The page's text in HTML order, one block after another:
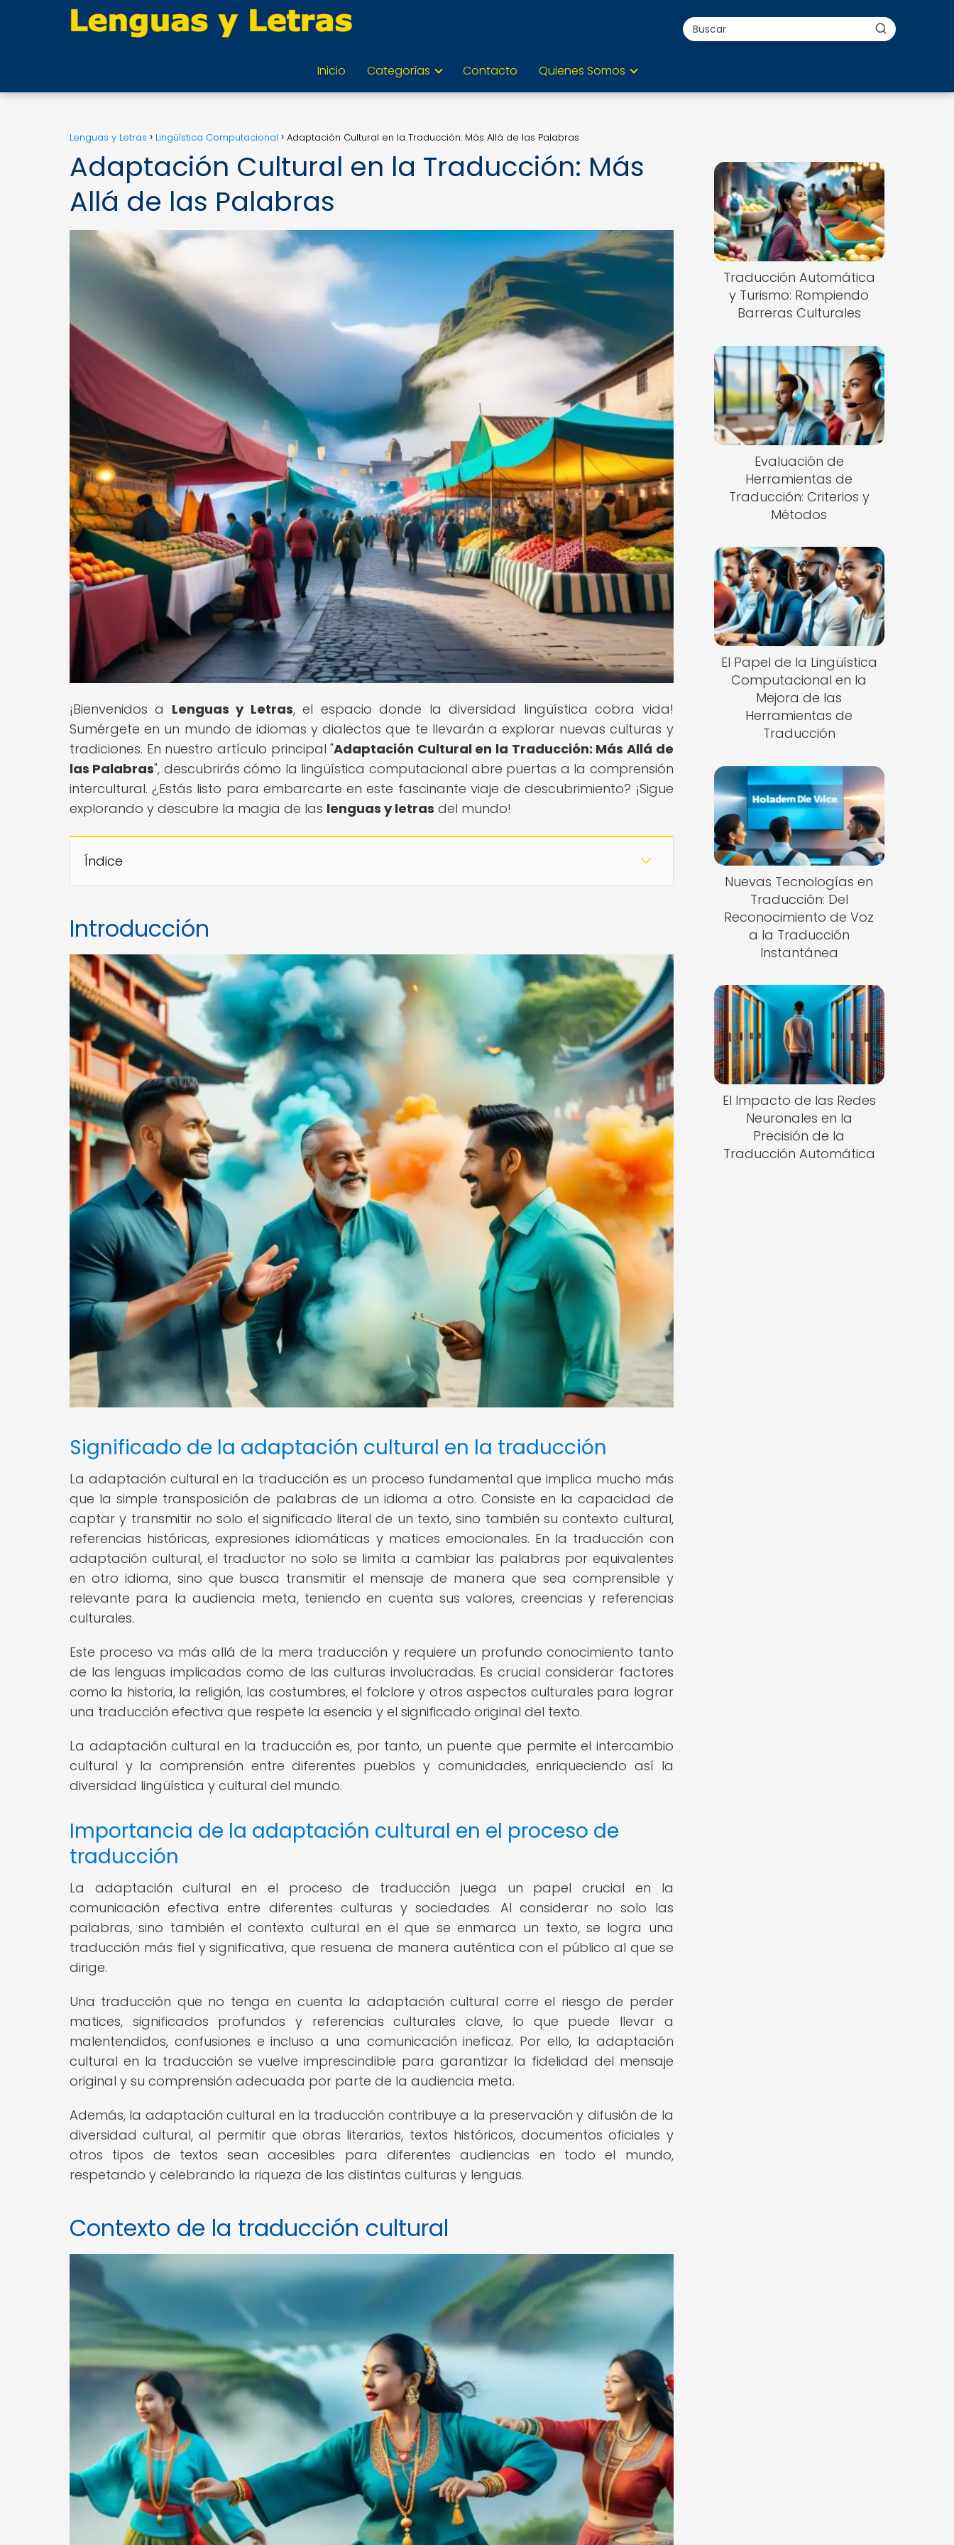
Inicio Categorías Contacto Quienes Somos
Lenguas y Letras Lingüística Computacional Adaptación Cultural en la Traducción: Más Allá de las Palabras
Adaptación Cultural en la Traducción: Más
Allá de las Palabras
¡Bienvenidos a Lenguas y Letras, el espacio donde la diversidad lingüística cobra vida!
Sumérgete en un mundo de idiomas y dialectos que te llevarán a explorar nuevas culturas y
tradiciones. En nuestro artículo principal "Adaptación Cultural en la Traducción: Más Allá de
las Palabras", descubrirás cómo la lingüística computacional abre puertas a la comprensión
intercultural. ¿Estás listo para embarcarte en este fascinante viaje de descubrimiento? ¡Sigue
explorando y descubre la magia de las lenguas y letras del mundo!
Índice
Introducción
Significado de la adaptación cultural en la traducción
La adaptación cultural en la traducción es un proceso fundamental que implica mucho más
que la simple transposición de palabras de un idioma a otro. Consiste en la capacidad de
captar y transmitir no solo el significado literal de un texto, sino también su contexto cultural,
referencias históricas, expresiones idiomáticas y matices emocionales. En la traducción con
adaptación cultural, el traductor no solo se limita a cambiar las palabras por equivalentes
en otro idioma, sino que busca transmitir el mensaje de manera que sea comprensible y
relevante para la audiencia meta, teniendo en cuenta sus valores, creencias y referencias
culturales.
Este proceso va más allá de la mera traducción y requiere un profundo conocimiento tanto
de las lenguas implicadas como de las culturas involucradas. Es crucial considerar factores
como la historia, la religión, las costumbres, el folclore y otros aspectos culturales para lograr
una traducción efectiva que respete la esencia y el significado original del texto.
La adaptación cultural en la traducción es, por tanto, un puente que permite el intercambio
cultural y la comprensión entre diferentes pueblos y comunidades, enriqueciendo así la
diversidad lingüística y cultural del mundo.
Importancia de la adaptación cultural en el proceso de
traducción
La adaptación cultural en el proceso de traducción juega un papel crucial en la
comunicación efectiva entre diferentes culturas y sociedades. Al considerar no solo las
palabras, sino también el contexto cultural en el que se enmarca un texto, se logra una
traducción más fiel y significativa, que resuena de manera auténtica con el público al que se
dirige.
Una traducción que no tenga en cuenta la adaptación cultural corre el riesgo de perder
matices, significados profundos y referencias culturales clave, lo que puede llevar a
malentendidos, confusiones e incluso a una comunicación ineficaz. Por ello, la adaptación
cultural en la traducción se vuelve imprescindible para garantizar la fidelidad del mensaje
original y su comprensión adecuada por parte de la audiencia meta.
Además, la adaptación cultural en la traducción contribuye a la preservación y difusión de la
diversidad cultural, al permitir que obras literarias, textos históricos, documentos oficiales y
otros tipos de textos sean accesibles para diferentes audiencias en todo el mundo,
respetando y celebrando la riqueza de las distintas culturas y lenguas.
Contexto de la traducción cultural
Traducción Automática
y Turismo: Rompiendo
Barreras Culturales
Evaluación de
Herramientas de
Traducción: Criterios y
Métodos
El Papel de la Lingüística
Computacional en la
Mejora de las
Herramientas de
Traducción
Nuevas Tecnologías en
Traducción: Del
Reconocimiento de Voz
a la Traducción
Instantánea
El Impacto de las Redes
Neuronales en la
Precisión de la
Traducción Automática